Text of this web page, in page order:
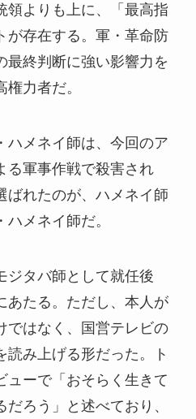
領よりも上に、「最高指
が存在する。軍・革命防
最終判断に強い影響力を
力者だ。
ハメネイ師は、今回のア
る軍事作戦で殺害され
ばれたのが、ハメネイ師
メネイ師だ。
ジタバ師として就任後
あたる。ただし、本人が
ではなく、国営テレビの
読み上げる形だった。ト
ューで「おそらく生きて
ろう」と述べており、